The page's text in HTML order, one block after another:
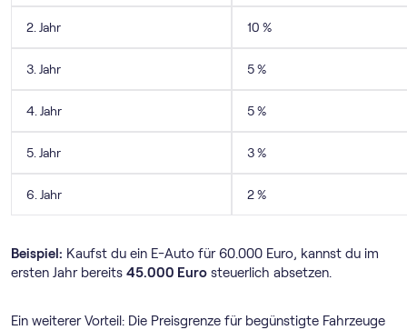
2. Jahr 10 %
3. Jahr 5 %
4. Jahr 5 %
5. Jahr 3 %
6. Jahr 2 %
Beispiel: Kaufst du ein E-Auto für 60.000 Euro, kannst du im
ersten Jahr bereits 45.000 Euro steuerlich absetzen.
Ein weiterer Vorteil: Die Preisgrenze für begünstigte Fahrzeuge